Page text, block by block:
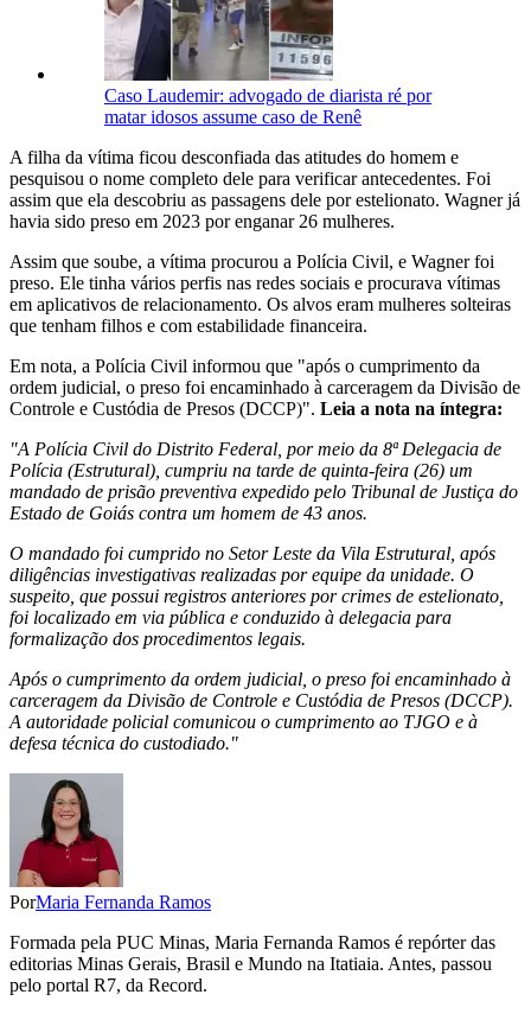
Caso Laudemir: advogado de diarista ré por
matar idosos assume caso de Renê
A filha da vítima ficou desconfiada das atitudes do homem e
pesquisou o nome completo dele para verificar antecedentes. Foi
assim que ela descobriu as passagens dele por estelionato. Wagner já
havia sido preso em 2023 por enganar 26 mulheres.
Assim que soube, a vítima procurou a Polícia Civil, e Wagner foi
preso. Ele tinha vários perfis nas redes sociais e procurava vítimas
em aplicativos de relacionamento. Os alvos eram mulheres solteiras
que tenham filhos e com estabilidade financeira.
Em nota, a Polícia Civil informou que "após o cumprimento da
ordem judicial, o preso foi encaminhado à carceragem da Divisão de
Controle e Custódia de Presos (DCCP)". Leia a nota na íntegra:
"A Polícia Civil do Distrito Federal, por meio da 8ª Delegacia de
Polícia (Estrutural), cumpriu na tarde de quinta-feira (26) um
mandado de prisão preventiva expedido pelo Tribunal de Justiça do
Estado de Goiás contra um homem de 43 anos.
O mandado foi cumprido no Setor Leste da Vila Estrutural, após
diligências investigativas realizadas por equipe da unidade. O
suspeito, que possui registros anteriores por crimes de estelionato,
foi localizado em via pública e conduzido à delegacia para
formalização dos procedimentos legais.
Após o cumprimento da ordem judicial, o preso foi encaminhado à
carceragem da Divisão de Controle e Custódia de Presos (DCCP).
A autoridade policial comunicou o cumprimento ao TJGO e à
defesa técnica do custodiado."
PorMaria Fernanda Ramos
Formada pela PUC Minas, Maria Fernanda Ramos é repórter das
editorias Minas Gerais, Brasil e Mundo na Itatiaia. Antes, passou
pelo portal R7, da Record.